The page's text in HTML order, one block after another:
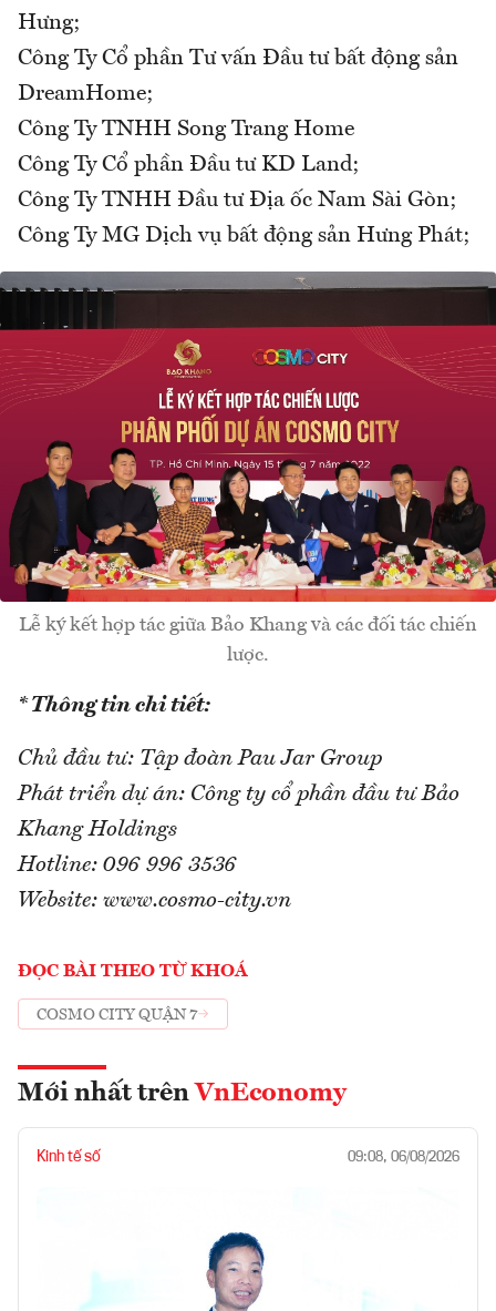
Hưng;
Công Ty Cổ phần Tư vấn Đầu tư bất động sản
DreamHome;
Công Ty TNHH Song Trang Home
Công Ty Cổ phần Đầu tư KD Land;
Công Ty TNHH Đầu tư Địa ốc Nam Sài Gòn;
Công Ty MG Dịch vụ bất động sản Hưng Phát;
Lễ ký kết hợp tác giữa Bảo Khang và các đối tác chiến
lược.
* Thông tin chi tiết:
Chủ đầu tư: Tập đoàn Pau Jar Group
Phát triển dự án: Công ty cổ phần đầu tư Bảo
Khang Holdings
Hotline: 096 996 3536
Website: www.cosmo-city.vn
ĐỌC BÀI THEO TỪ KHOÁ
COSMO CITY QUẬN 7
Mới nhất trên VnEconomy
Kinh tế số 09:08, 06/08/2026